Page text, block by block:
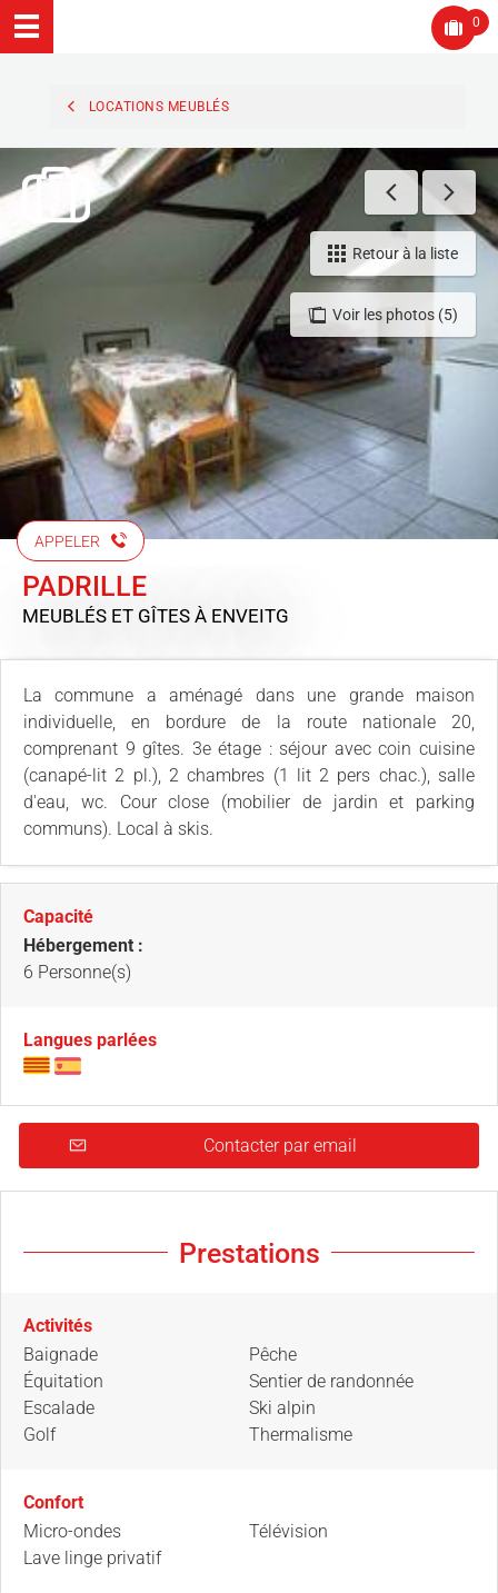
0
LOCATIONS MEUBLÉS
Voir les photos (5)
Retour à la liste
APPELER
PADRILLE
MEUBLÉS ET GÎTES À ENVEITG
La commune a aménagé dans une grande maison
individuelle, en bordure de la route nationale 20,
comprenant 9 gîtes. 3e étage : séjour avec coin cuisine
(canapé-lit 2 pl.), 2 chambres (1 lit 2 pers chac.), salle
d'eau, wc. Cour close (mobilier de jardin et parking
communs). Local à skis.
Capacité
Hébergement :
6 Personne(s)
Langues parlées
Contacter par email
Prestations
Activités
Baignade
Équitation
Escalade
Golf
Pêche
Sentier de randonnée
Ski alpin
Thermalisme
Confort
Micro-ondes
Lave linge privatif
Télévision